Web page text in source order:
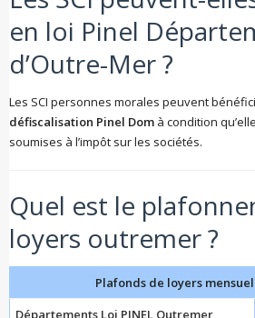
en loi Pinel
d’Outre-Mer ?
Les SCI personnes morales peuvent
défiscalisation Pinel Dom à condition
soumises à l’impôt sur les sociétés.
Quel est le
loyers outremer ?
Plafonds de loyers
Départements Loi PINEL Outremer